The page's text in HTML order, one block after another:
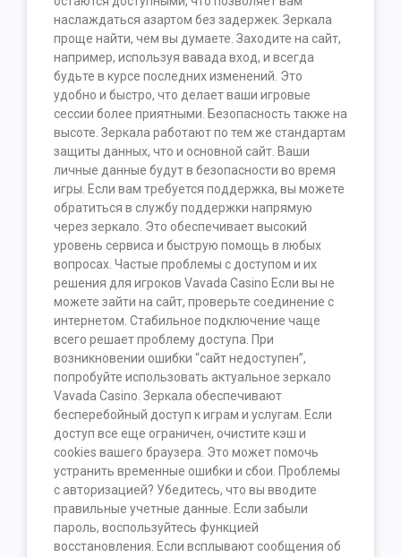
наслаждаться азартом без задержек. Зеркала
проще найти, чем вы думаете. Заходите на сайт,
например, используя вавада вход, и всегда
будьте в курсе последних изменений. Это
удобно и быстро, что делает ваши игровые
сессии более приятными. Безопасность также на
высоте. Зеркала работают по тем же стандартам
защиты данных, что и основной сайт. Ваши
личные данные будут в безопасности во время
игры. Если вам требуется поддержка, вы можете
обратиться в службу поддержки напрямую
через зеркало. Это обеспечивает высокий
уровень сервиса и быструю помощь в любых
вопросах. Частые проблемы с доступом и их
решения для игроков Vavada Casino Если вы не
можете зайти на сайт, проверьте соединение с
интернетом. Стабильное подключение чаще
всего решает проблему доступа. При
возникновении ошибки “сайт недоступен”,
попробуйте использовать актуальное зеркало
Vavada Casino. Зеркала обеспечивают
бесперебойный доступ к играм и услугам. Если
доступ все еще ограничен, очистите кэш и
cookies вашего браузера. Это может помочь
устранить временные ошибки и сбои. Проблемы
с авторизацией? Убедитесь, что вы вводите
правильные учетные данные. Если забыли
пароль, воспользуйтесь функцией
восстановления. Если всплывают сообщения об